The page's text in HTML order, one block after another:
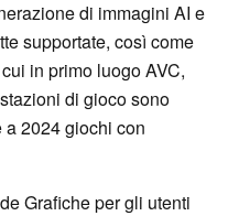
di immagini AI e
supportate, così come
in primo luogo AVC,
di gioco sono
2024 giochi con
Grafiche per gli utenti